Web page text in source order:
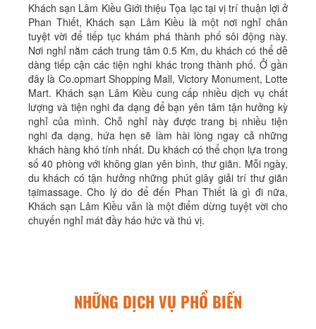
Khách sạn Lâm Kiều Giới thiệu Tọa lạc tại vị trí thuận lợi ở
Phan Thiết, Khách sạn Lâm Kiều là một nơi nghỉ chân
tuyệt vời để tiếp tục khám phá thành phố sôi động này.
Nơi nghỉ nằm cách trung tâm 0.5 Km, du khách có thể dễ
dàng tiếp cận các tiện nghi khác trong thành phố. Ở gần
đây là Co.opmart Shopping Mall, Victory Monument, Lotte
Mart. Khách sạn Lâm Kiều cung cấp nhiều dịch vụ chất
lượng và tiện nghi đa dạng để bạn yên tâm tận hưởng kỳ
nghỉ của mình. Chỗ nghỉ này được trang bị nhiều tiện
nghi đa dạng, hứa hẹn sẽ làm hài lòng ngay cả những
khách hàng khó tính nhất. Du khách có thể chọn lựa trong
số 40 phòng với không gian yên bình, thư giãn. Mỗi ngày,
du khách có tận hưởng những phút giây giải trí thư giãn
tạimassage. Cho lý do để đến Phan Thiết là gì đi nữa,
Khách sạn Lâm Kiều vẫn là một điểm dừng tuyệt vời cho
chuyến nghỉ mát đầy háo hức và thú vị.
NHỮNG DỊCH VỤ PHỔ BIẾN